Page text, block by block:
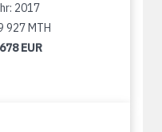
2017
927 MTH
EUR